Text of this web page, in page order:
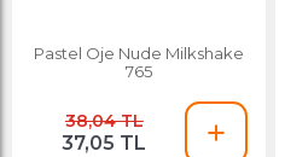
Pastel Oje Nude Milkshake
765
38,04 TL
37,05 TL